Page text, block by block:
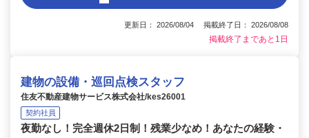
更新日： 2026/08/04 掲載終了日： 2026/08/08
掲載終了まであと1日
建物の設備・巡回点検スタッフ
住友不動産建物サービス株式会社/kes26001
契約社員
夜勤なし！完全週休2日制！残業少なめ！あなたの経験・